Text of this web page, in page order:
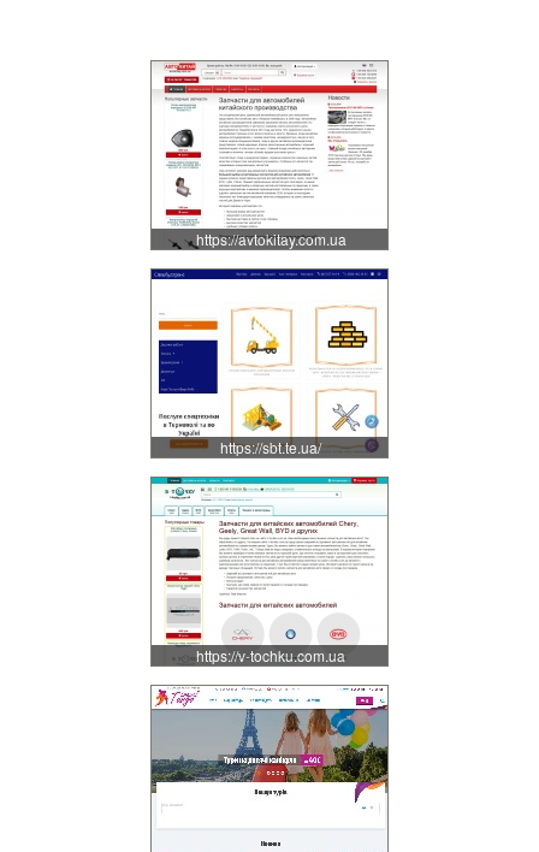
https://avtokitay.com.ua
https://sbt.te.ua/
https://v-tochku.com.ua